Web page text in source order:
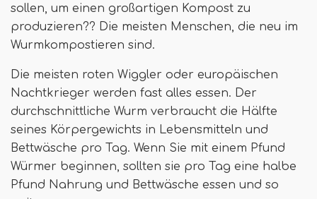
sollen, um einen großartigen Kompost zu
produzieren?? Die meisten Menschen, die neu im
Wurmkompostieren sind.
Die meisten roten Wiggler oder europäischen
Nachtkrieger werden fast alles essen. Der
durchschnittliche Wurm verbraucht die Hälfte
seines Körpergewichts in Lebensmitteln und
Bettwäsche pro Tag. Wenn Sie mit einem Pfund
Würmer beginnen, sollten sie pro Tag eine halbe
Pfund Nahrung und Bettwäsche essen und so